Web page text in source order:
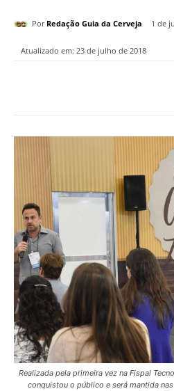
Por Redação Guia da Cerveja 1 de
Atualizado em: 23 de julho de 2018
Realizada pela primeira vez na Fispal
conquistou o público e será mantida